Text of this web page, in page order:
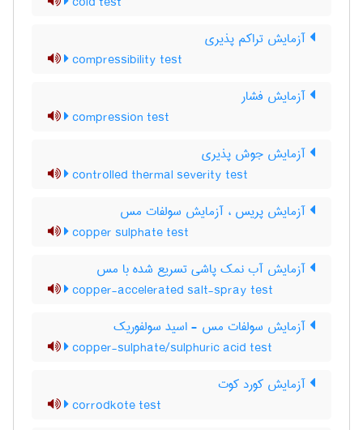
آزمایش تراکم پذیری
compressibility test
آزمایش فشار
compression test
آزمایش جوش پذیری
controlled thermal severity test
آزمایش پریس ، آزمایش سولفات مس
copper sulphate test
آزمایش آب نمک پاشی تسریع شده با مس
copper-accelerated salt-spray test
آزمایش سولفات مس - اسید سولفوریک
copper-sulphate/sulphuric acid test
آزمایش کورد کوت
corrodkote test